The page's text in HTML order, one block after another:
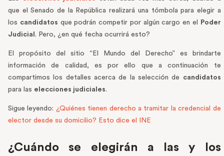
que el Senado de la República realizará una tómbola para elegir a
los candidatos que podrán competir por algún cargo en el
Poder
Judicial . Pero, ¿en qué fecha ocurrirá esto?
El propósito del sitio “El Mundo del Derecho” es brindarte
información de calidad, es por ello que a continuación te
compartimos los detalles acerca de la selección de
candidatos
para las elecciones judiciales.
Sigue leyendo: ¿Quiénes tienen derecho a tramitar la credencial de
elector desde su domicilio? Esto dice el INE
¿Cuándo se elegirán a las y los